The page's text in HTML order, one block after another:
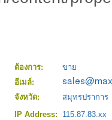
ต้องการ:
ขาย
อีเมล์:
จังหวัด:
สมุทรปราการ
IP Address:
115.87.83.xx